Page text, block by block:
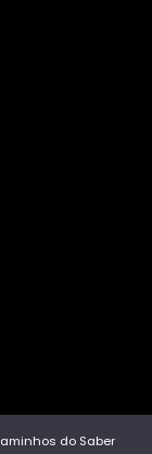
do Saber